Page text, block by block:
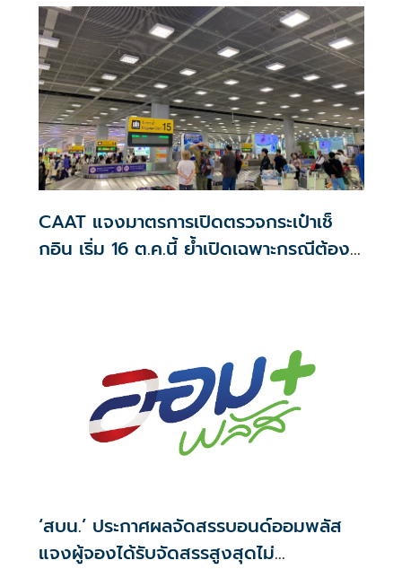
CAAT แจงมาตรการเปิดตรวจกระเป๋าเช็
กอิน เริ่ม 16 ต.ค.นี้ ย้ำเปิดเฉพาะกรณีต้อง
‘สบน.’ ประกาศผลจัดสรรบอนด์ออมพลัส
แจงผู้จองได้รับจัดสรรสูงสุดไม่